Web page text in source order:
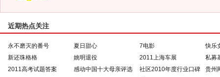
近期热点关注
永不磨灭的番号 夏日甜心 7电影
快乐
新还珠格格
姚明退役 2011上海车展
私募
2011高考试题答案
感动中国十大母亲评选
社区2010年度行业口碑
贵州